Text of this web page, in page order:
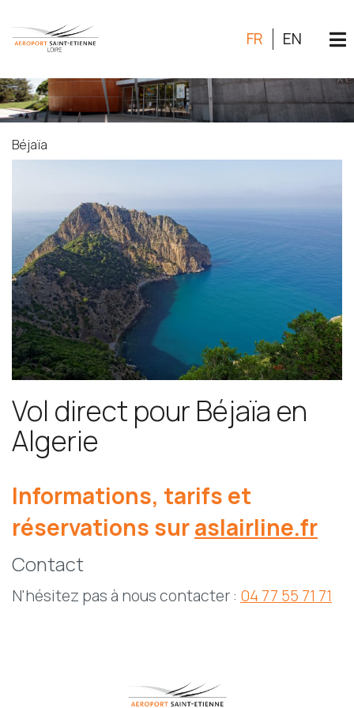
FR EN
Béjaïa
Vol direct pour Béjaïa en
Algerie
Informations, tarifs et
réservations suraslairline.fr
Contact
N'hésitez pas à nous contacter : 04 77 55 71 71